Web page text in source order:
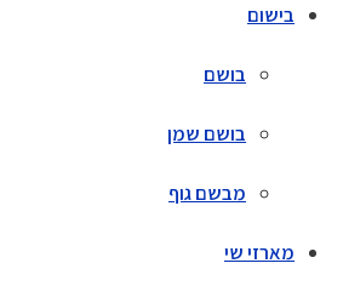
בישום
בושם
בושם שמן
מבשם גוף
מארזי שי